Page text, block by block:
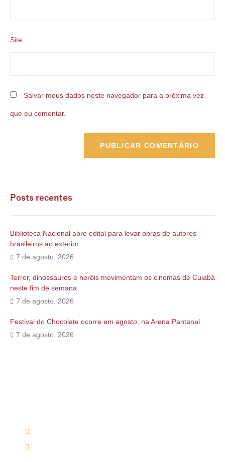
Site
Salvar meus dados neste navegador para a próxima vez
que eu comentar.
Posts recentes
Biblioteca Nacional abre edital para levar obras de autores
brasileiros ao exterior
7 de agosto, 2026
Terror, dinossauros e heróis movimentam os cinemas de Cuiabá
neste fim de semana
7 de agosto, 2026
Festival do Chocolate ocorre em agosto, na Arena Pantanal
7 de agosto, 2026